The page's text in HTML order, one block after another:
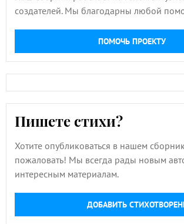
создателей. Мы благодарны любой
ПОМОЧЬ ПРОЕКТУ
Пишете стихи?
Хотите опубликоваться в нашем
пожаловать! Мы всегда рады новым
интересным материалам.
ДОБАВИТЬ